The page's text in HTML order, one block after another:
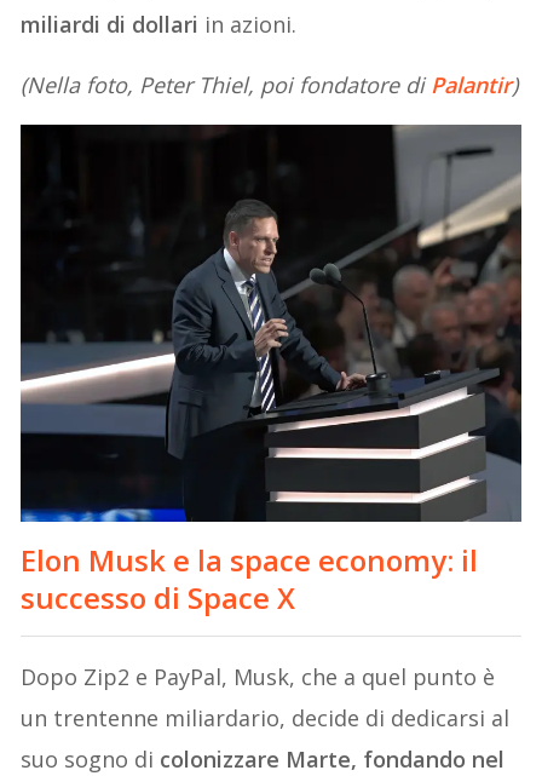
miliardi di dollari in azioni.
(Nella foto, Peter Thiel, poi fondatore diPalantir)
Elon Musk e la space economy: il
successo di Space X
Dopo Zip2 e PayPal, Musk, che a quel punto è
un trentenne miliardario, decide di dedicarsi al
suo sogno di colonizzare Marte, fondando nel